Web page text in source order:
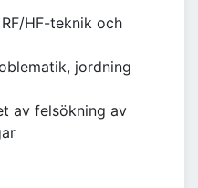
HF-teknik och
jordning
av felsökning av